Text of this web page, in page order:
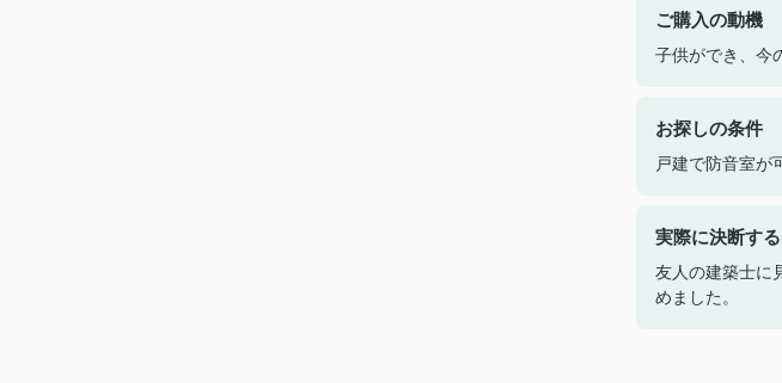
ご購入の動機
子供ができ、今
お探しの条件
戸建で防音室が
実際に決断す
友人の建築士に
めました。